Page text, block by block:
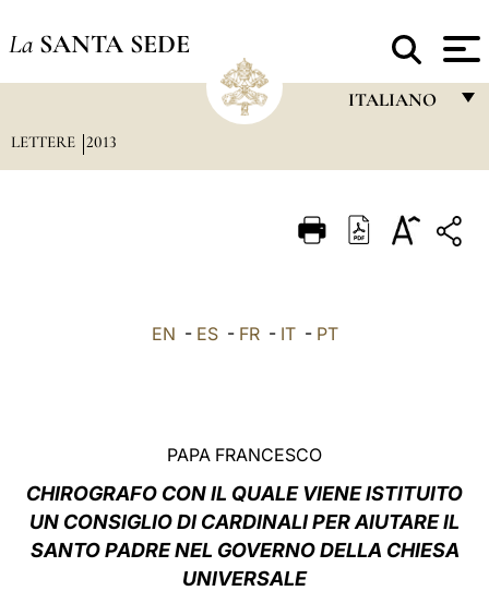
La SANTA SEDE
ITALIANO
ITALIANO
中文
LATINE
LETTERE 2013
EN - ES- FR- IT- PT
PAPA FRANCESCO
CHIROGRAFO CON IL QUALE VIENE ISTITUITO
UN CONSIGLIO DI CARDINALI PER AIUTARE IL
SANTO PADRE NEL GOVERNO DELLA CHIESA
UNIVERSALE